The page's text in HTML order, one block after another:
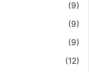
(9)
(9)
(9)
(12)